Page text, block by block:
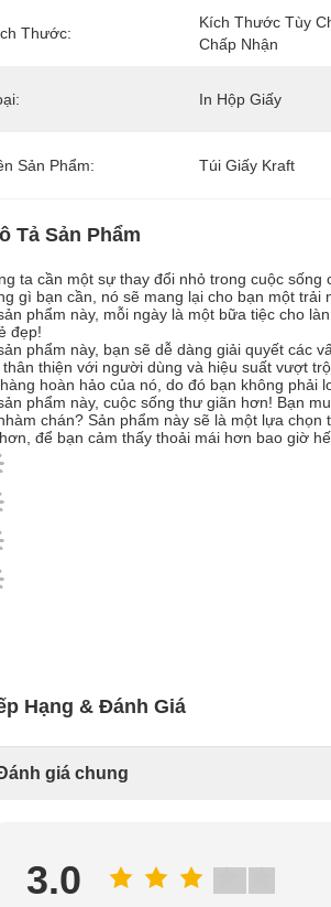
Thước:
Kích Thước Tùy
Chấp Nhận
In Hộp Giấy
Sản Phẩm: Túi Giấy Kraft
Tả Sản Phẩm
ta cần một sự thay đổi nhỏ trong cuộc
gì bạn cần, nó sẽ mang lại cho bạn một
phẩm này, mỗi ngày là một bữa tiệc cho
đẹp!
phẩm này, bạn sẽ dễ dàng giải quyết các
thân thiện với người dùng và hiệu suất vượt
hoàn hảo của nó, do đó bạn không phải
phẩm này, cuộc sống thư giãn hơn! Bạn
chán? Sản phẩm này sẽ là một lựa
để bạn cảm thấy thoải mái hơn bao giờ
Hạng & Đánh Giá
giá chung
3.0